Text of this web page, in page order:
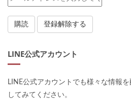
LINE公式アカウント
LINE公式アカウントでも様々な情報
してみてください。